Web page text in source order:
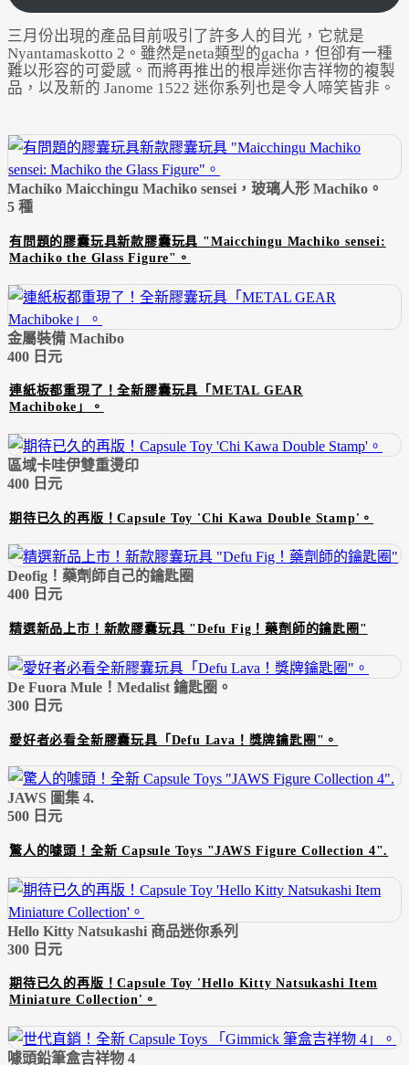
三月份出現的產品目前吸引了許多人的目光，它就是
Nyantamaskotto 2。雖然是neta類型的gacha，但卻有一種
難以形容的可愛感。而將再推出的根岸迷你吉祥物的複製
品，以及新的 Janome 1522 迷你系列也是令人啼笑皆非。
Machiko Maicchingu Machiko sensei，玻璃人形 Machiko。
5 種
有問題的膠囊玩具新款膠囊玩具 "Maicchingu Machiko sensei:
Machiko the Glass Figure"。
金屬裝備 Machibo
400 日元
連紙板都重現了！全新膠囊玩具「METAL GEAR
Machiboke」。
區域卡哇伊雙重燙印
400 日元
期待已久的再版！Capsule Toy 'Chi Kawa Double Stamp'。
Deofig！藥劑師自己的鑰匙圈
400 日元
精選新品上市！新款膠囊玩具 "Defu Fig！藥劑師的鑰匙圈"
De Fuora Mule！Medalist 鑰匙圈。
300 日元
愛好者必看全新膠囊玩具「Defu Lava！獎牌鑰匙圈"。
JAWS 圖集 4.
500 日元
驚人的噱頭！全新 Capsule Toys "JAWS Figure Collection 4".
Hello Kitty Natsukashi 商品迷你系列
300 日元
期待已久的再版！Capsule Toy 'Hello Kitty Natsukashi Item
Miniature Collection'。
噱頭鉛筆盒吉祥物 4